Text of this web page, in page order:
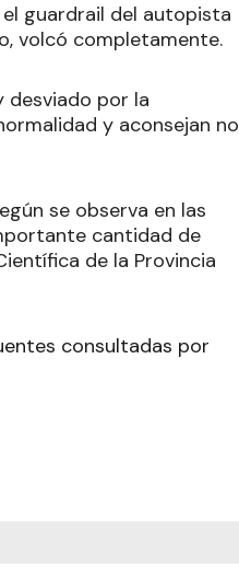
guardrail del autopista
volcó completamente.
por la
y aconsejan no
se observa en las
cantidad de
de la Provincia
consultadas por